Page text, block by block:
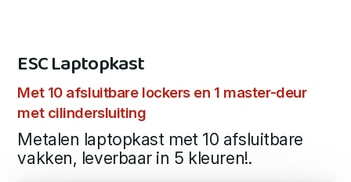
ESC Laptopkast
Met 10 afsluitbare lockers en 1 master-deur
met cilindersluiting
Metalen laptopkast met 10 afsluitbare
vakken, leverbaar in 5 kleuren!.